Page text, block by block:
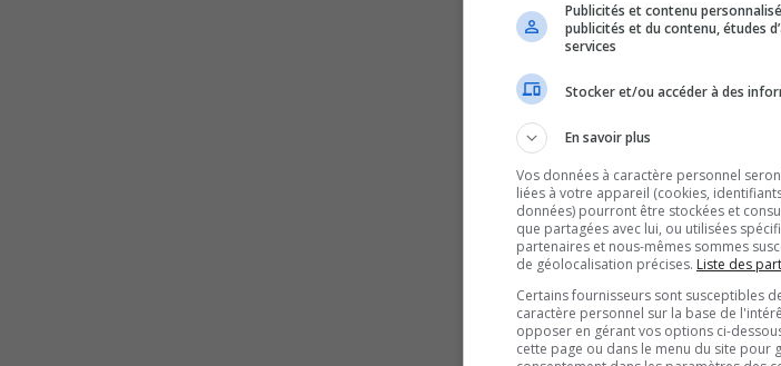
Publicités et contenu
publicités et du contenu, études
services
Stocker et/ou accéder à des
En savoir plus
Vos données à caractère personnel
liées à votre appareil (cookies,
données) pourront être stockées et
que partagées avec lui, ou utilisées
partenaires et nous-mêmes sommes
de géolocalisation précises. Liste des
Certains fournisseurs sont susceptibles
caractère personnel sur la base de
opposer en gérant vos options ci-
cette page ou dans le menu du site pour